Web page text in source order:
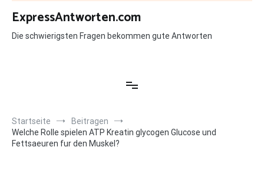
Zum
Inhalt
springen
ExpressAntworten.com
Die schwierigsten Fragen bekommen gute Antworten
Startseite
Beitragen
Welche Rolle spielen ATP Kreatin glycogen Glucose und
Fettsaeuren fur den Muskel?